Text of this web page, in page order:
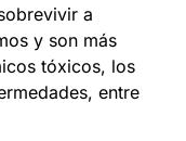
a
y son más
tóxicos, los
entre